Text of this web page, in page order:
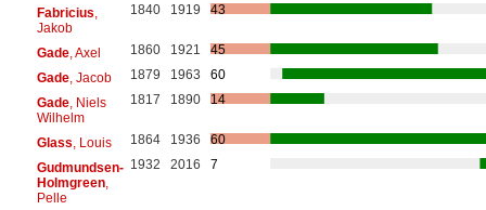
Fabricius
Jakob
1840 1919 43
Gade, Axel 1860 1921
45
Gade, Jacob 1879 1963
60
Gade, Niels
Wilhelm
1817 1890 14
Glass , Louis 1864 1936
60
Gudmundsen-
Holmgreen,
Pelle
1932 2016 7